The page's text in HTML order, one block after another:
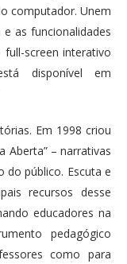
computador. Unem
as funcionalidades
screen interativo
disponível em
Em 1998 criou
Aberta” – narrativas
do público. Escuta e
recursos desse
educadores na
pedagógico
como para